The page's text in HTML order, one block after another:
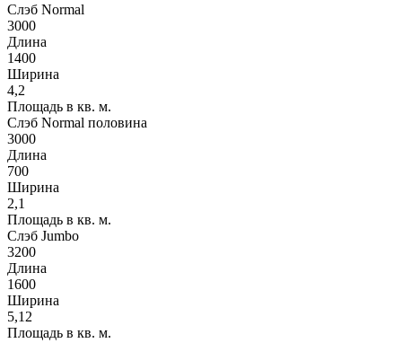
Слэб Normal
3000
Длина
1400
Ширина
4,2
Площадь в кв. м.
Слэб Normal половина
3000
Длина
700
Ширина
2,1
Площадь в кв. м.
Слэб Jumbo
3200
Длина
1600
Ширина
5,12
Площадь в кв. м.